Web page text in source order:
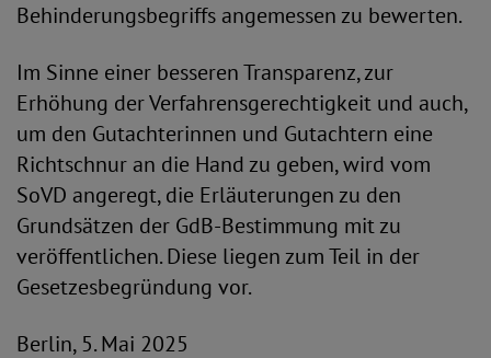
Behinderungsbegriffs angemessen zu bewerten.
Im Sinne einer besseren Transparenz, zur
Erhöhung der Verfahrensgerechtigkeit und auch,
um den Gutachterinnen und Gutachtern eine
Richtschnur an die Hand zu geben, wird vom
SoVD angeregt, die Erläuterungen zu den
Grundsätzen der GdB-Bestimmung mit zu
veröffentlichen. Diese liegen zum Teil in der
Gesetzesbegründung vor.
Berlin, 5. Mai 2025